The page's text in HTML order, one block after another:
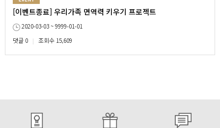
[이벤트종료] 우리가족 면역력 키우기 프로젝트
2020-03-03 ~ 9999-01-01
댓글 0
조회수 15,609